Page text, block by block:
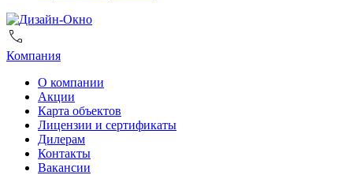
Компания
О компании
Акции
Карта объектов
Лицензии и сертификаты
Дилерам
Контакты
Вакансии